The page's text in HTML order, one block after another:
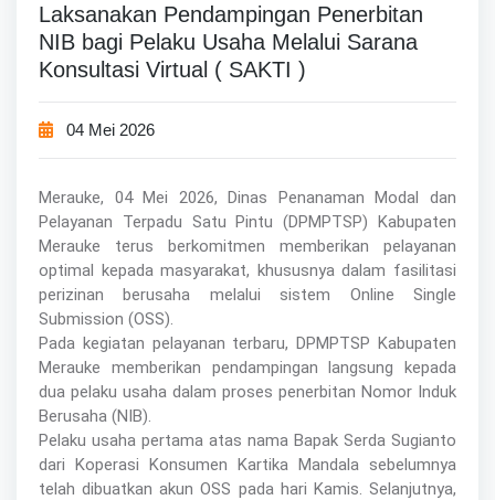
Laksanakan Pendampingan Penerbitan
NIB bagi Pelaku Usaha Melalui Sarana
Konsultasi Virtual ( SAKTI )
04 Mei 2026
Merauke, 04 Mei 2026, Dinas Penanaman Modal dan
Pelayanan Terpadu Satu Pintu (DPMPTSP) Kabupaten
Merauke terus berkomitmen memberikan pelayanan
optimal kepada masyarakat, khususnya dalam fasilitasi
perizinan berusaha melalui sistem Online Single
Submission (OSS).
Pada kegiatan pelayanan terbaru, DPMPTSP Kabupaten
Merauke memberikan pendampingan langsung kepada
dua pelaku usaha dalam proses penerbitan Nomor Induk
Berusaha (NIB).
Pelaku usaha pertama atas nama Bapak Serda Sugianto
dari Koperasi Konsumen Kartika Mandala sebelumnya
telah dibuatkan akun OSS pada hari Kamis. Selanjutnya,